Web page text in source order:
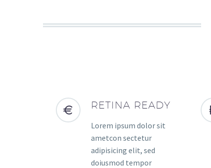
RETINA READY
Lorem ipsum dolor sit
ametcon sectetur
adipisicing elit, sed
doiusmod tempor